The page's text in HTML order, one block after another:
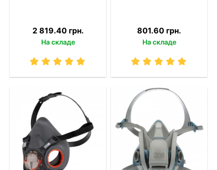
2 819.40 грн.
На складе
801.60 грн.
На складе